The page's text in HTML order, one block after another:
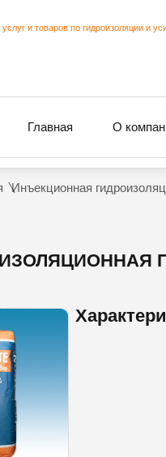
и товаров по гидроизоляции и
Главная О
Инъекционная